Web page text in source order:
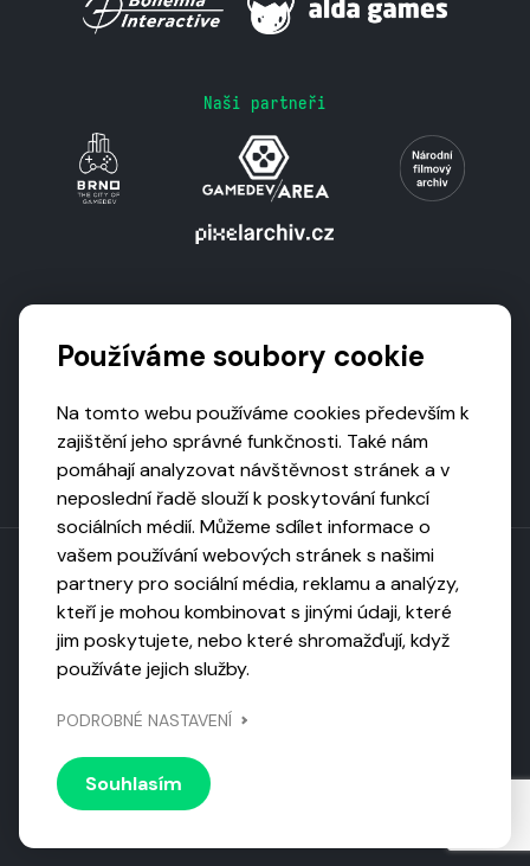
Naši partneři
Toto dílo podléhá licenci CC BY-NC-ND
Uveďte původ, neužívejte komerčně, nezpracovávejte.
Národní knihovnou ČR
© 2026 Visiongame. Všechna práva vyhrazena.
Používáme soubory cookie
Na tomto webu používáme cookies především k
zajištění jeho správné funkčnosti. Také nám
pomáhají analyzovat návštěvnost stránek a v
neposlední řadě slouží k poskytování funkcí
sociálních médií. Můžeme sdílet informace o
vašem používání webových stránek s našimi
partnery pro sociální média, reklamu a analýzy,
kteří je mohou kombinovat s jinými údaji, které
jim poskytujete, nebo které shromažďují, když
používáte jejich služby.
PODROBNÉ NASTAVENÍ
Souhlasím